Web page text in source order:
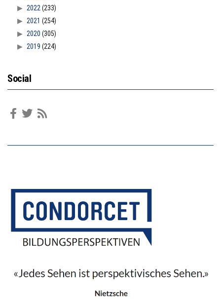
2022(233)
2021 (254)
2020 (305)
2019 (224)
Social